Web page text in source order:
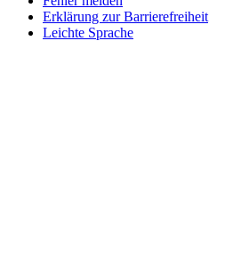
Erklärung zur Barrierefreiheit
Leichte Sprache